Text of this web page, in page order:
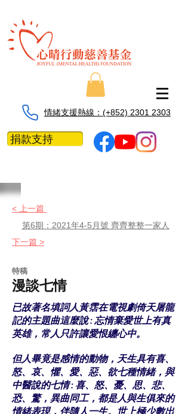
情緒支援熱線：​​(+852) 2301 2303
捐款支持
< 上一篇
第6期：2021年4-5月號 齊齊整整一家人
下一篇 >
特稿
漫談七情
已故著名填詞人黃霑在電視劇倚天屠龍
記的主題曲這麼說 : 忘情棄愛世上有真
英雄，常人只許讓愛恨纏心中。
但人畢竟是感情的動物，天生具有喜、
怒、哀、懼、愛、惡、欲七種情緒，與
中醫說的七情 : 喜、怒、憂、思、悲、
恐、驚，異曲同工，都是人與生俱來的
情緒表現，伴隨人一生。世上極少數出